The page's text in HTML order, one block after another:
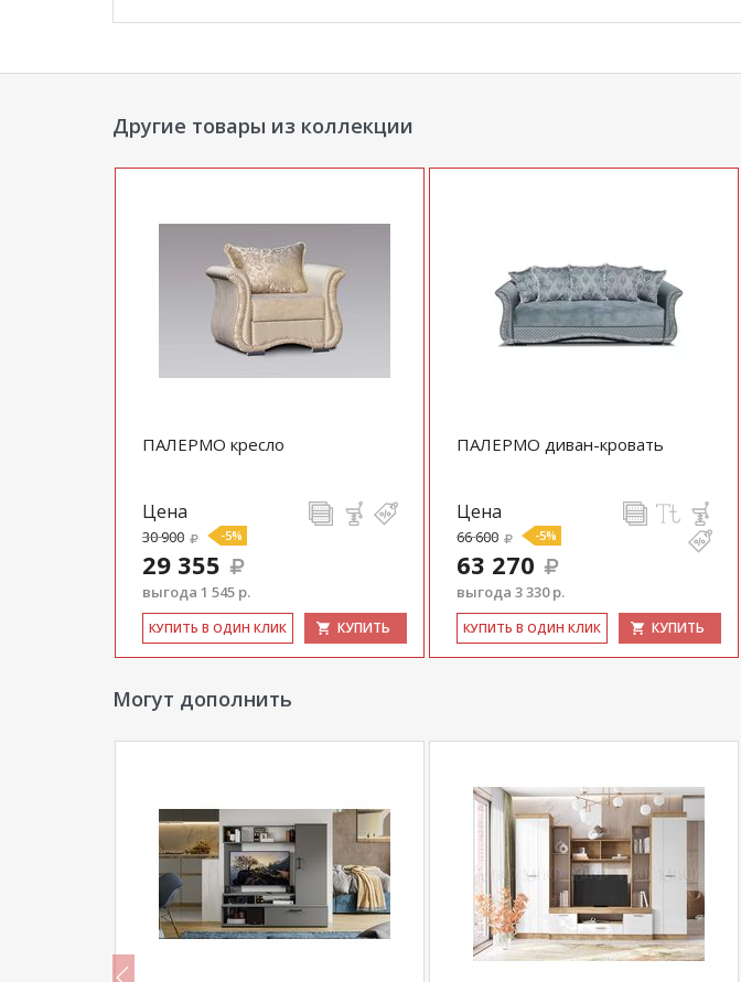
*Дополнительную информацию о том, как купить
Другие товары из коллекции
ПАЛЕРМО кресло
Цена
30 900 -5%
29 355
выгода 1 545 р.
КУ­ПИТЬ В ОДИН КЛИК КУПИТЬ
ПАЛЕРМО диван-кровать
Цена
66 600 -5%
63 270
выгода 3 330 р.
КУ­ПИТЬ В ОДИН КЛИК КУПИТЬ
Могут дополнить